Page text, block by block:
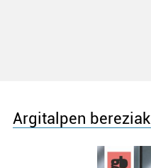
Argitalpen bereziak